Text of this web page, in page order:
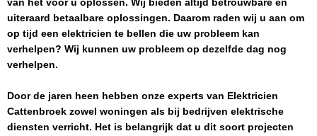
van het voor u oplossen. Wij bieden altijd betrouwbare en
uiteraard betaalbare oplossingen. Daarom raden wij u aan om
op tijd een elektricien te bellen die uw probleem kan
verhelpen? Wij kunnen uw probleem op dezelfde dag nog
verhelpen.
Door de jaren heen hebben onze experts van Elektricien
Cattenbroek zowel woningen als bij bedrijven elektrische
diensten verricht. Het is belangrijk dat u dit soort projecten